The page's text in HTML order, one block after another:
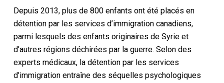
Depuis 2013, plus de 800 enfants ont été placés en
détention par les services d’immigration canadiens,
parmi lesquels des enfants originaires de Syrie et
d’autres régions déchirées par la guerre. Selon des
experts médicaux, la détention par les services
d’immigration entraîne des séquelles psychologiques